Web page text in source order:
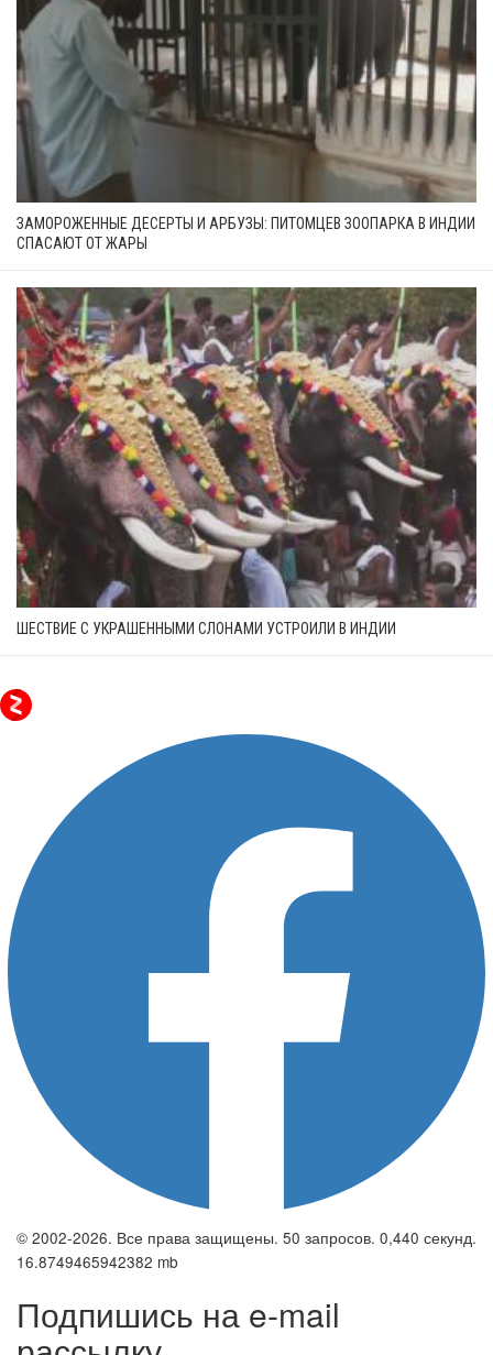
ЗАМОРОЖЕННЫЕ ДЕСЕРТЫ И АРБУЗЫ: ПИТОМЦЕВ ЗООПАРКА В ИНДИИ
СПАСАЮТ ОТ ЖАРЫ
ШЕСТВИЕ С УКРАШЕННЫМИ СЛОНАМИ УСТРОИЛИ В ИНДИИ
© 2002-2026. Все права защищены. 50 запросов. 0,440 секунд.
16.8749465942382 mb
Подпишись на e-mail